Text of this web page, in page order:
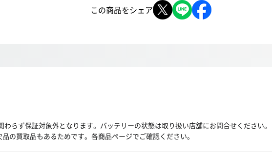
この商品をシェア
らず保証対象外となります。バッテリーの状態は取り扱い店舗にお問合せください。
の買取品もあるためです。各商品ページでご確認ください。